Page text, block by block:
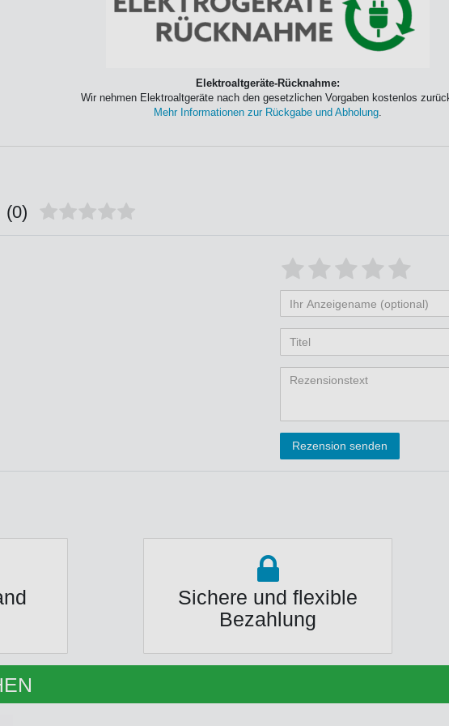
Elektroaltgeräte-Rücknahme:
Wir nehmen Elektroaltgeräte nach den gesetzlichen Vorgaben kostenlos
Mehr Informationen zur Rückgabe und Abholung
(0)
Bewertungssterne
von
5
4
von
5
3
von
5
2
von
5
1
von
5
Anzeigename
(optional)
Rezension senden
Sichere und flexible
Bezahlung